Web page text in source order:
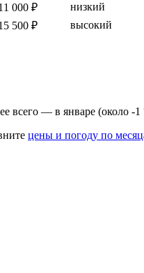
000 ₽
низкий
500 ₽ высокий
всего — в январе (около
цены и погоду по